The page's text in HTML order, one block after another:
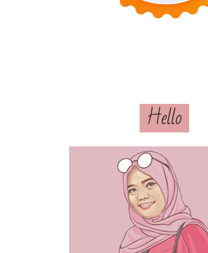
Hello